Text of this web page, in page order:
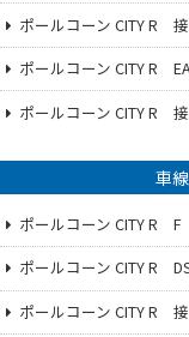
ポールコーン CITY R
ポールコーン CITY R
ポールコーン CITY R
車
ポールコーン CITY R F
ポールコーン CITY R
ポールコーン CITY R